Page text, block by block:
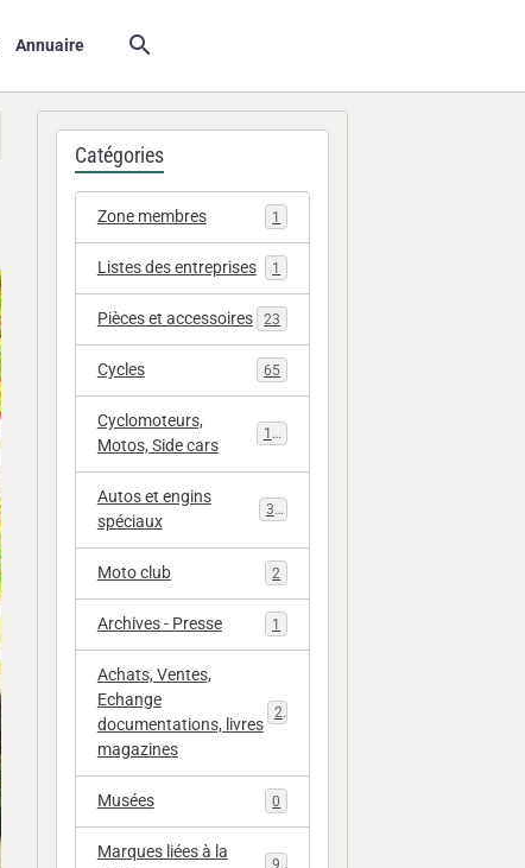
Annuaire
Catégories
Zone membres 1
Listes des entreprises 1
Pièces et accessoires 23
Cycles 65
Cyclomoteurs,
Motos, Side cars
112
Autos et engins
spéciaux
33
Moto club 2
Archives - Presse 1
Achats, Ventes,
Echange
documentations, livres
magazines
20
Musées 0
Marques liées à la
9